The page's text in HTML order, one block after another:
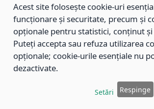
827/10.12.2019
Aprobarea standardului de cost
furnizate în cadrul Centrului
Adăpost, pentru anul 2020.
Aprobarea standardului de cost
Acest site folosește cookie-uri
funcționare și securitate, precum și
opționale pentru statistici, conținut
Puteți accepta sau refuza utilizarea
opționale; cookie-urile esențiale nu
dezactivate.
Setări Respinge